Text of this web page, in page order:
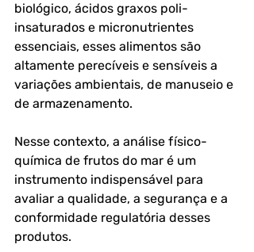
biológico, ácidos graxos poli-
insaturados e micronutrientes
essenciais, esses alimentos são
altamente perecíveis e sensíveis a
variações ambientais, de manuseio e
de armazenamento.
Nesse contexto, a análise físico-
química de frutos do mar é um
instrumento indispensável para
avaliar a qualidade, a segurança e a
conformidade regulatória desses
produtos.